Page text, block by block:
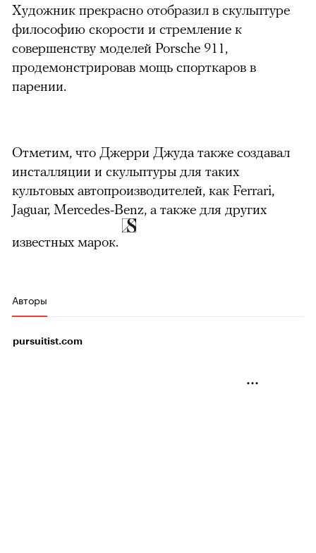
Художник прекрасно отобразил в скульптуре
философию скорости и стремление к
совершенству моделей Porsche 911,
продемонстрировав мощь спорткаров в
парении.
Отметим, что Джерри Джуда также создавал
инсталляции и скульптуры для таких
культовых автопроизводителей, как Ferrari,
Jaguar, Mercedes-Benz, а также для других
известных марок.
Авторы
pursuitist.com